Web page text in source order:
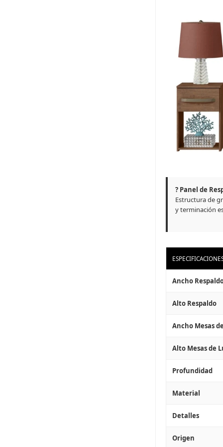
?️ Panel de
Estructura de
y terminación
Ancho
Alto Respaldo
Ancho Mesas
Alto Mesas de
Profundidad
Material
Detalles
Origen